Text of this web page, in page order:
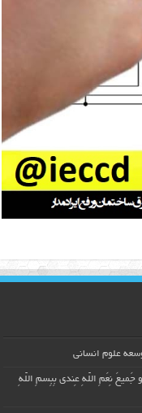
علوم انسانی
جَمیعَ نِعَمِ اللّهِ عِندی بِبِسمِ اللّهِ